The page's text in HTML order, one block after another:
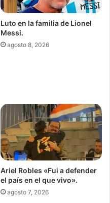
Luto en la familia de Lionel
Messi.
agosto 8, 2026
Ariel Robles «Fui a defender
el país en el que vivo».
agosto 7, 2026